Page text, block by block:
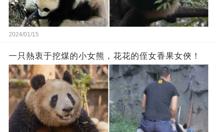
2024/01/15
一只熱衷于挖煤的小女熊，花花的侄女香果女俠！